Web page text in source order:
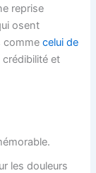
reprise
osent
commecelui de
crédibilité et
les douleurs